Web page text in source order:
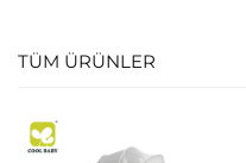
TÜM ÜRÜNLER